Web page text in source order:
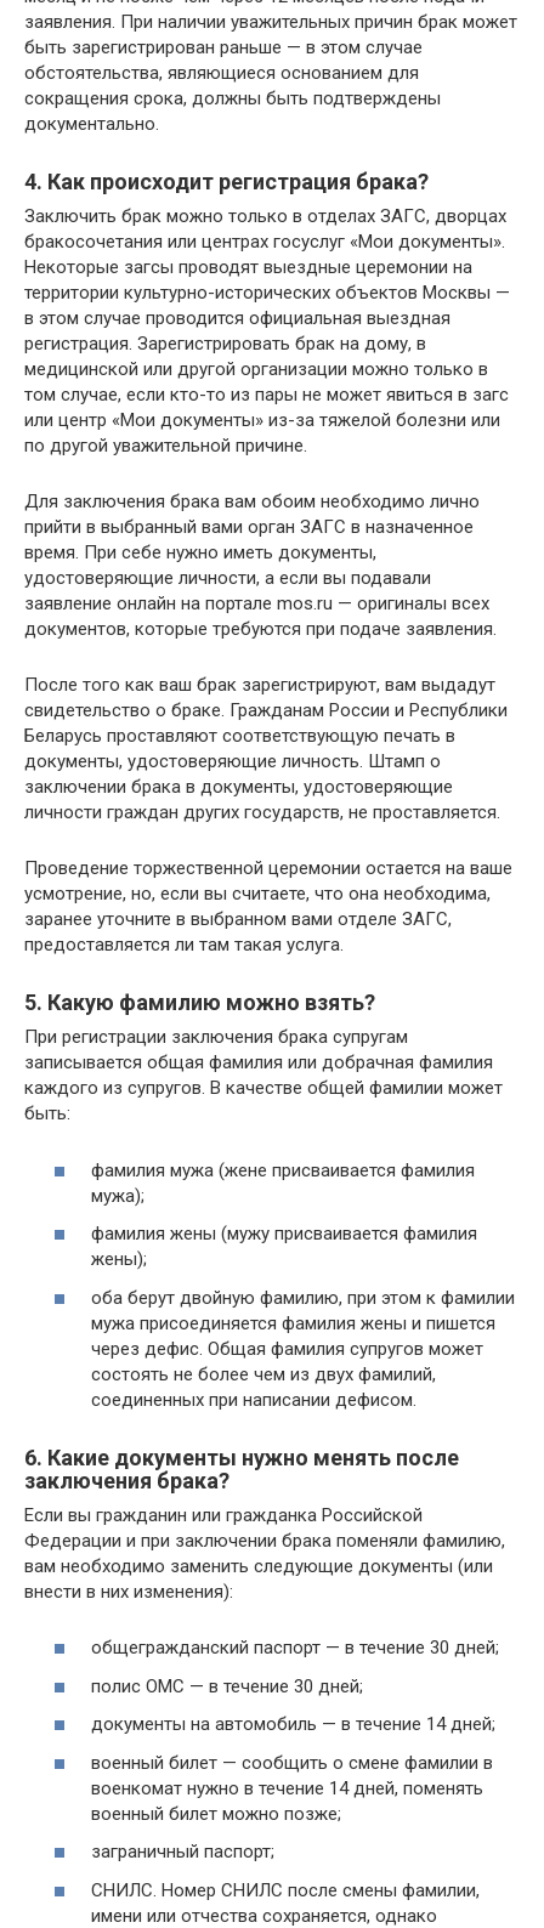
заявления. При наличии уважительных причин брак может
быть зарегистрирован раньше — в этом случае
обстоятельства, являющиеся основанием для
сокращения срока, должны быть подтверждены
документально.
4. Как происходит регистрация брака?
Заключить брак можно только в отделах ЗАГС, дворцах
бракосочетания или центрах госуслуг «Мои документы».
Некоторые загсы проводят выездные церемонии на
территории культурно-исторических объектов Москвы —
в этом случае проводится официальная выездная
регистрация. Зарегистрировать брак на дому, в
медицинской или другой организации можно только в
том случае, если кто-то из пары не может явиться в загс
или центр «Мои документы» из-за тяжелой болезни или
по другой уважительной причине.
Для заключения брака вам обоим необходимо лично
прийти в выбранный вами орган ЗАГС в назначенное
время. При себе нужно иметь документы,
удостоверяющие личности, а если вы подавали
заявление онлайн на портале mos.ru — оригиналы всех
документов, которые требуются при подаче заявления.
После того как ваш брак зарегистрируют, вам выдадут
свидетельство о браке. Гражданам России и Республики
Беларусь проставляют соответствующую печать в
документы, удостоверяющие личность. Штамп о
заключении брака в документы, удостоверяющие
личности граждан других государств, не проставляется.
Проведение торжественной церемонии остается на ваше
усмотрение, но, если вы считаете, что она необходима,
заранее уточните в выбранном вами отделе ЗАГС,
предоставляется ли там такая услуга.
5. Какую фамилию можно взять?
При регистрации заключения брака супругам
записывается общая фамилия или добрачная фамилия
каждого из супругов. В качестве общей фамилии может
быть:
фамилия мужа (жене присваивается фамилия
мужа);
фамилия жены (мужу присваивается фамилия
жены);
оба берут двойную фамилию, при этом к фамилии
мужа присоединяется фамилия жены и пишется
через дефис. Общая фамилия супругов может
состоять не более чем из двух фамилий,
соединенных при написании дефисом.
6. Какие документы нужно менять после
заключения брака?
Если вы гражданин или гражданка Российской
Федерации и при заключении брака поменяли фамилию,
вам необходимо заменить следующие документы (или
внести в них изменения):
общегражданский паспорт — в течение 30 дней;
полис ОМС — в течение 30 дней;
документы на автомобиль — в течение 14 дней;
военный билет — сообщить о смене фамилии в
военкомат нужно в течение 14 дней, поменять
военный билет можно позже;
заграничный паспорт;
СНИЛС. Номер СНИЛС после смены фамилии,
имени или отчества сохраняется, однако